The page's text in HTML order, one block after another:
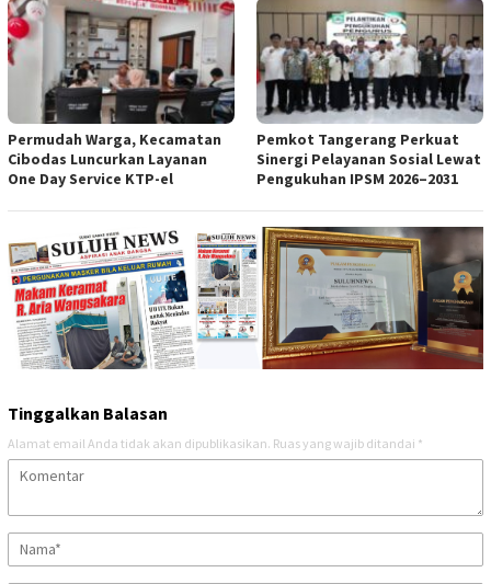
Permudah Warga, Kecamatan
Cibodas Luncurkan Layanan
One Day Service KTP-el
Pemkot Tangerang Perkuat
Sinergi Pelayanan Sosial Lewat
Pengukuhan IPSM 2026–2031
Tinggalkan Balasan
Alamat email Anda tidak akan dipublikasikan. Ruas yang wajib ditandai *